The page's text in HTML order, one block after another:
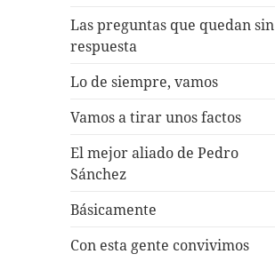
Las preguntas que quedan sin
respuesta
Lo de siempre, vamos
Vamos a tirar unos factos
El mejor aliado de Pedro
Sánchez
Básicamente
Con esta gente convivimos